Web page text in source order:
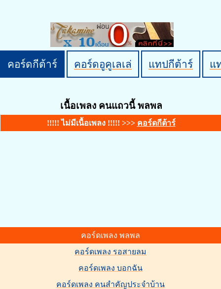
คอร์ดกีต้าร์ คอร์ดอูคูเลเล่ แทปกีต้าร์ แ
เนื้อเพลง คนแถวนี้ พลพล
!!!!! ไม่มีเนื้อเพลง !!!!! >>> คอร์ดกีต้าร์
คอร์ดเพลง พลพล
คอร์ดเพลง รอสายลม
คอร์ดเพลง บอกฉัน
คอร์ดเพลง คนสําคัญประจําบ้าน